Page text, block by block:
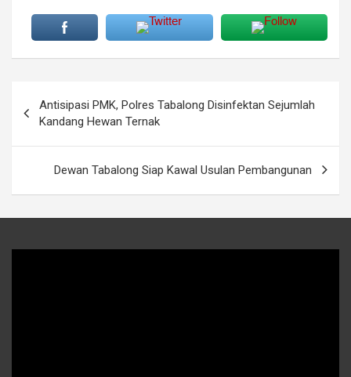
pos
Antisipasi PMK, Polres Tabalong Disinfektan Sejumlah
Kandang Hewan Ternak
Dewan Tabalong Siap Kawal Usulan Pembangunan